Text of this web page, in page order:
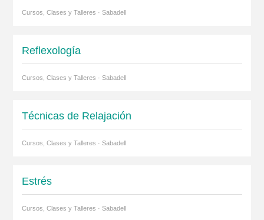
Cursos, Clases y Talleres · Sabadell
Reflexología
Cursos, Clases y Talleres · Sabadell
Técnicas de Relajación
Cursos, Clases y Talleres · Sabadell
Estrés
Cursos, Clases y Talleres · Sabadell